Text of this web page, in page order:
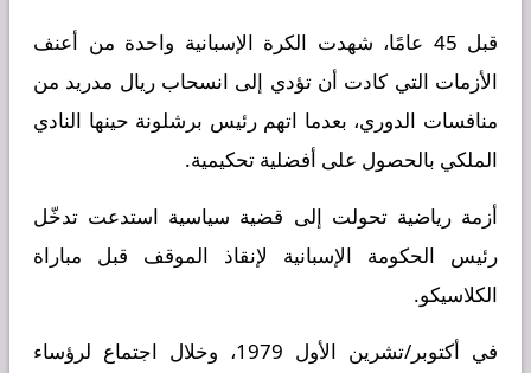
قبل 45 عامًا، شهدت الكرة الإسبانية واحدة من أعنف
الأزمات التي كادت أن تؤدي إلى انسحاب ريال مدريد من
منافسات الدوري، بعدما اتهم رئيس برشلونة حينها النادي
الملكي بالحصول على أفضلية تحكيمية.
أزمة رياضية تحولت إلى قضية سياسية استدعت تدخّل
رئيس الحكومة الإسبانية لإنقاذ الموقف قبل مباراة
الكلاسيكو.
في أكتوبر/تشرين الأول 1979، وخلال اجتماع لرؤساء